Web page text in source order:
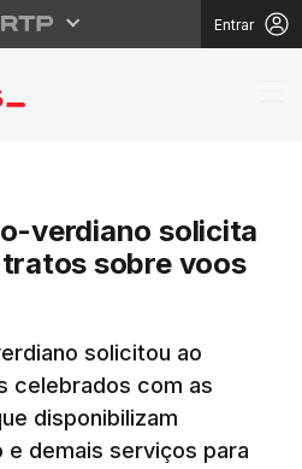
Entrar
cabo-
verdiano solicita
sobre voos
solicitou ao
celebrados com as
disponibilizam
e demais serviços para